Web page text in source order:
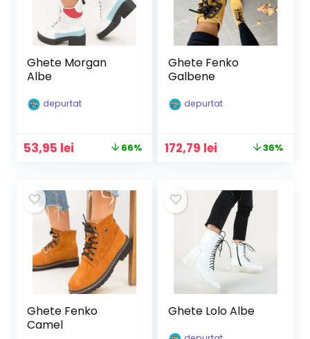
Ghete Morgan
Albe
depurtat
Prețul
fost:
159,90 lei.
53,95 lei
53,95 lei.
66%
Ghete Fenko
Galbene
depurtat
Prețul
fost:
269,99 lei.
172,79 lei Prețul
172,79 lei.
36%
Ghete Fenko
Camel
Ghete Lolo Albe